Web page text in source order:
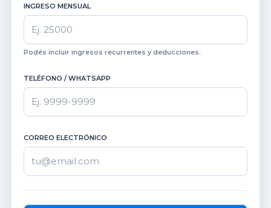
INGRESO MENSUAL
Podés incluir ingresos recurrentes y deducciones.
TELÉFONO / WHATSAPP
CORREO ELECTRÓNICO